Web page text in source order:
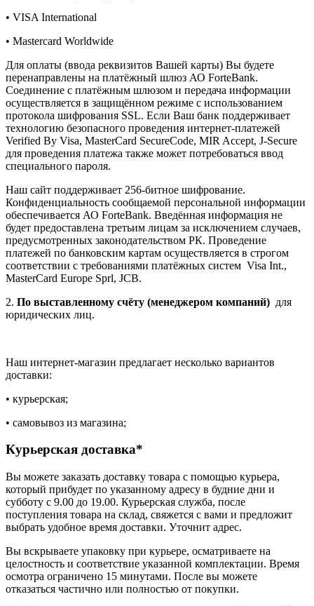
• VISA International
• Mastercard Worldwide
Для оплаты (ввода реквизитов Вашей карты) Вы будете
перенаправлены на платёжный шлюз АО ForteBank.
Соединение с платёжным шлюзом и передача информации
осуществляется в защищённом режиме с использованием
протокола шифрования SSL. Если Ваш банк поддерживает
технологию безопасного проведения интернет-платежей
Verified By Visa, MasterCard SecureCode, MIR Accept, J-Secure
для проведения платежа также может потребоваться ввод
специального пароля.
Наш сайт поддерживает 256-битное шифрование.
Конфиденциальность сообщаемой персональной информации
обеспечивается АО ForteBank. Введённая информация не
будет предоставлена третьим лицам за исключением случаев,
предусмотренных законодательством РК. Проведение
платежей по банковским картам осуществляется в строгом
соответствии с требованиями платёжных систем Visa Int.,
MasterCard Europe Sprl, JCB.
2. По выставленному счёту (менеджером компаний) для
юридических лиц.
Наш интернет-магазин предлагает несколько вариантов
доставки:
• курьерская;
• самовывоз из магазина;
Курьерская доставка*
Вы можете заказать доставку товара с помощью курьера,
который прибудет по указанному адресу в будние дни и
субботу с 9.00 до 19.00. Курьерская служба, после
поступления товара на склад, свяжется с вами и предложит
выбрать удобное время доставки. Уточнит адрес.
Вы вскрываете упаковку при курьере, осматриваете на
целостность и соответствие указанной комплектации. Время
осмотра ограничено 15 минутами. После вы можете
отказаться частично или полностью от покупки.